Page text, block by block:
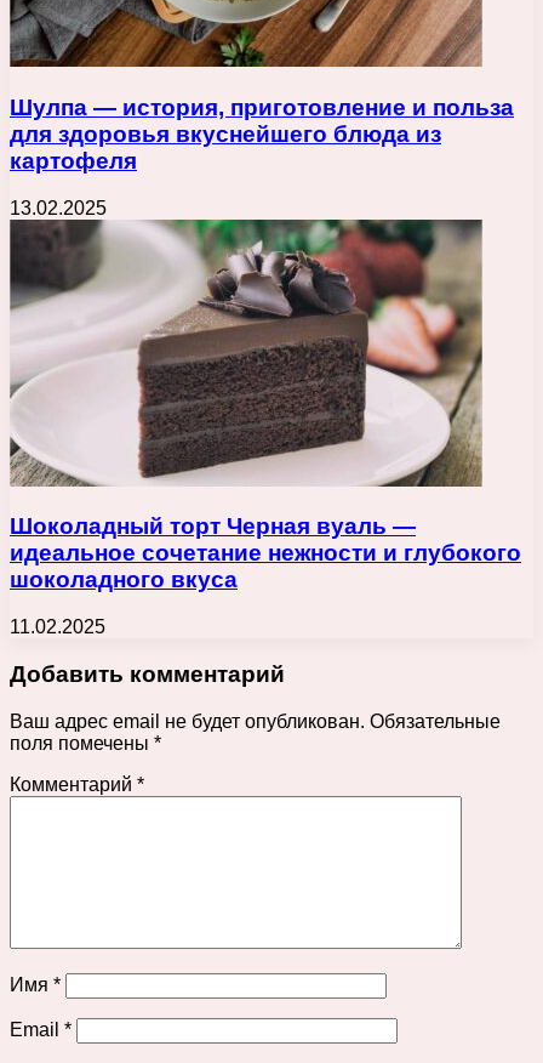
Шулпа — история, приготовление и польза
для здоровья вкуснейшего блюда из
картофеля
13.02.2025
Шоколадный торт Черная вуаль —
идеальное сочетание нежности и глубокого
шоколадного вкуса
11.02.2025
Добавить комментарий
Ваш адрес email не будет опубликован. Обязательные
поля помечены *
Комментарий *
Имя *
Email *